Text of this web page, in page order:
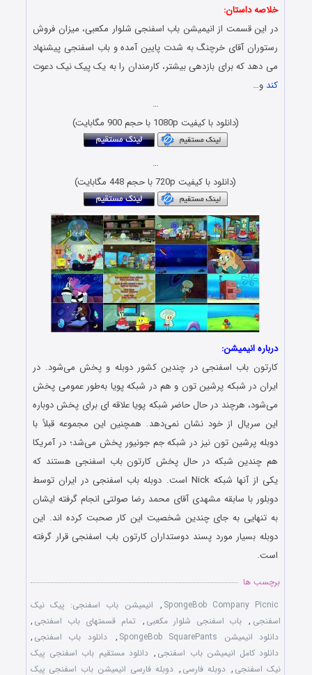
خلاصه داستان:
در این قسمت از انیمیشن باب اسفنجی شلوار مکعبی، میزان فروش
رستوران آقای خرچنگ به شدت پایین آمده و باب اسفنجی پیشنهاد
می دهد که برای بازدهی بیشتر، کارمندان را به یک پیک نیک دعوت
کند و…
…
(دانلود با کیفیت 1080p با حجم 900 مگابایت)
…
(دانلود با کیفیت 720p با حجم 448 مگابایت)
درباره انیمیشن:
کارتون باب اسفنجی در چندین کشور دوبله و پخش می‌شود. در
ایران در شبکه پرشین تون و هم در شبکه پویا به‌طور عمومی پخش
می‌شود، هرچند در حال حاضر شبکه پویا علاقه ای برای پخش دوباره
این سریال از خود نشان نمی‌دهد. همچنین این مجموعه قبلاً با
دوبله پرشین تون نیز در شبکه جم جونیور پخش می‌شد؛ در آمریکا
هم چندین شبکه در حال پخش کارتون باب اسفنجی هستند که
یکی از آنها شبکه Nick است. دوبله باب اسفنجی در ایران توسط
دوبلور با سابقه مشهدی آقای محمد رضا صولتی انجام گرفته ایشان
به تنهایی به جای چندین شخصیت این کار صحبت کرده اند. این
دوبله بسیار مورد پسند دوستداران کارتون باب اسفنجی قرار گرفته
است.
برچسب ها
SpongeBob Company Picnic
, انیمیشن باب اسفنجی: پیک نیک
اسفنجی , باب اسفنجی شلوار مکعبی , تمام قسمتهای باب اسفنجی ,
دانلود انیمیشن SpongeBob SquarePants
, دانلود باب اسفنجی ,
دانلود کامل انیمیشن باب اسفنجی , دانلود مستقیم باب اسفنجی پیک
نیک اسفنجی , دوبله فارسی , دوبله فارسی انیمیشن باب اسفنجی پیک